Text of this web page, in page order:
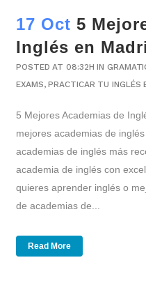
17 Oct 5
Inglés en
POSTED AT 08:32H IN
EXAMS,PRACTICAR TU INGLÉS
5 Mejores Academias de
mejores academias de
academias de inglés más
academia de inglés con
quieres aprender inglés o
de academias de...
Read More